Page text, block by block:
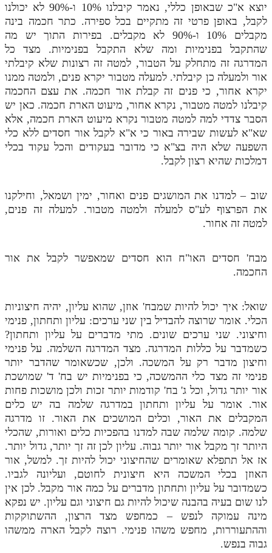
יוצא א"כ שבאופן כללי, נאמר קיבלנו 10% ו-90% לא יכולנו
לקבל, באופן פרטי זה מתקיים בכל ספירה. כתר חכמה בינה
מקבלים 10% ו-90% לא מקבלים. בפירות התוך יש מה
שהתקבל בפנימיות ומה שלא התקבל בפנימיות. מצד כל
המדרגה זה מתחלק על הטבור, למטה זה רצונות שלא קיבלתי
אור ולמעלה כן קיבלתי. למעלה מטבור יקרא פנים, ולמטה ממנו
יקרא אחור, כי פנים זה קבלת אור חכמה. את עצם החכמה
קיבלנו למטה מטבור, נקרא אחור, מיעוט הארת חכמה. כאן יש
הסבר צדדי למה למטה מטבור נקרא מיעוט הארת חכמה, אלא
שא"א לעשות שבירה באור כי א"א לקבל אור חסדים ללא כלי
השפעה שלא היה בצ"א כי מדובר בעקודים והכל עקוד בכלי
דמלכות שהיא רצון לקבל.
שוב – למדנו את המושגים פנים ואחור, ימין ושמאל, וחילקנו
את הפרצוף לע"ס למעלה ולמטה מטבור. למעלה זה פנים,
למטה זה אחור.
מבח' חסדים האו"ח הוא חסדים שמאפשר לקבל את אור
החכמה.
שואל: איך יכול להיות שמבח' אוזן, שהוא עליון, יהיה חיצוניות
הכלי. אומר שרוצה להבדיל בין שני ערכים: עליון ותחתון, פנימי
וחיצוני. שני ערכים שונים. מתי מדברים על עליון ותחתון?
כשמדבר על כללות המדרגה. מצד המדרגה השלמה. על פנימי
וחיצון מדבר רק על המשכה. ולכן, שכשאומר שהדבר יותר
פנימי זה מצד כלי ההמשכה, כי בפנימיות יש בח' ד' שמושכת
אור יותר גדול, וכל ג' בח' קודמות יותר זכות ולכן מושכות פחות
אור. אומר על עליון ותחתון במדרגה שלמה בה יש כלים
המקבלים את האור, וכלים המושכים את האור. זו מדרגה
שלמה. קומה שלמה שבה למדנו בהפכיות כלים ואורות, שהכלי
היותר זך מקבל אור יותר גבוה. עליון לכן זה זך יותר, גדול יותר.
אז אל תתפלא שאומרים שהחיצוני יכול להיות זך. למשל, אור
האוזן בכלי המשכה היא חיצונית לחוטם, ועליונה לגביו.
כשמדובר על עליון ותחתון מדברים על כמה אור מקבל. לכן אין
לנו שום בעיה בהבנה שיכול להיות גם חיצוני וגם עליון. יש נפקא
מינה עמוקה לנפש – כמחפש מצד הרצון, ההשתוקקות
וההתעוררות, מחפש משהו פנימי. רוצה לקבל הארה ממשהו
גבוה בנפש.